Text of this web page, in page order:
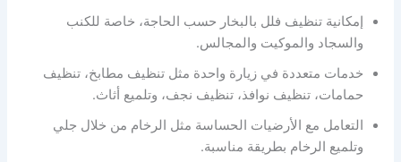
إمكانية تنظيف فلل بالبخار حسب الحاجة، خاصة للكنب
والسجاد والموكيت والمجالس.
خدمات متعددة في زيارة واحدة مثل تنظيف مطابخ، تنظيف
حمامات، تنظيف نوافذ، تنظيف نجف، وتلميع أثاث.
التعامل مع الأرضيات الحساسة مثل الرخام من خلال جلي
وتلميع الرخام بطريقة مناسبة.